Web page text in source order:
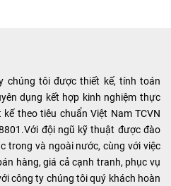
hướng dẫn lực
chọn loại
palang phù hợp
với nhu cầu và
mục đích sử
dụng của quý
khách hảng.
xuất trong hệ
thống công
nghiệp. Điểm
đặc biệt của
sản phẩm là
khả năng cung
cấp nguồn điện
chúng tôi được thiết kế, tính toán
dụng kết hợp kinh nghiệm thực
theo tiêu chuẩn Việt Nam TCVN
đội ngũ kỹ thuật được đào
trong và ngoài nước, cùng với việc
hàng, giá cả cạnh tranh, phục vụ
công ty chúng tôi quý khách hoàn